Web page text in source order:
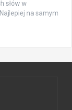
słów w
na samym